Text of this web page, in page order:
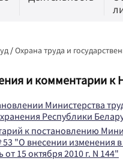
/Охрана труда и
и комментарии
Министерства
Республики
к постановлению
53 "О внесении изменения
от 15 октября 2010 г. N 144"